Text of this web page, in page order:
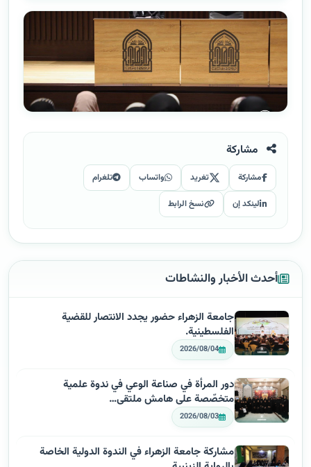
مشاركة
مشاركة تغريد واتساب تلغرام
لينكد إن نسخ الرابط
أحدث الأخبار والنشاطات
جامعة الزهراء حضور يجدد الانتصار للقضية
الفلسطينية.
2026/08/04
دور المرأة في صناعة الوعي في ندوة علمية
متخصّصة على هامش ملتقى…
2026/08/03
مشاركة جامعة الزهراء في الندوة الدولية الخاصة